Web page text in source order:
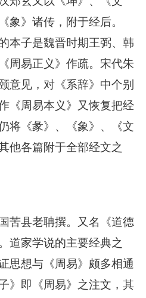
象》诸传，附于经后。
本子是魏晋时期王弼、韩
周易正义》作疏。宋代朱
意见，对《系辞》中个别
《周易本义》又恢复把经
将《彖》、《象》、《文
他各篇附于全部经文之
县老聃撰。又名《道德
道家学说的主要经典之
思想与《周易》颇多相通
》即《周易》之注文，其